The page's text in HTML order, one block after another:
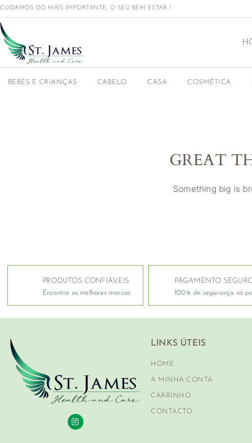
CUIDAMOS DO MAIS IMPORTANTE, O SEU BEM ESTAR !
BEBÉS E CRIANÇAS CABELO CASA COSMÉTICA
GREAT
Something big is
PRODUTOS CONFIÁVEIS
Encontre as melhores marcas
PAGAMENTO
100% de segurança no
LINKS ÚTEIS
HOME
A MINHA CONTA
CARRINHO
CONTACTO